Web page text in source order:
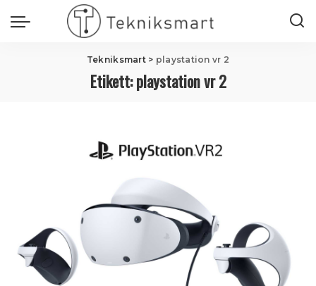
Tekniksmart> playstation vr 2
Etikett:playstation vr 2